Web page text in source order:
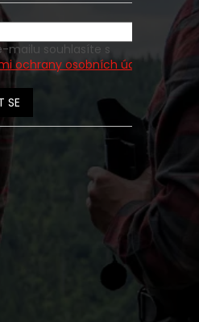
mailu souhlasíte s
ochrany osobních údajů
SE